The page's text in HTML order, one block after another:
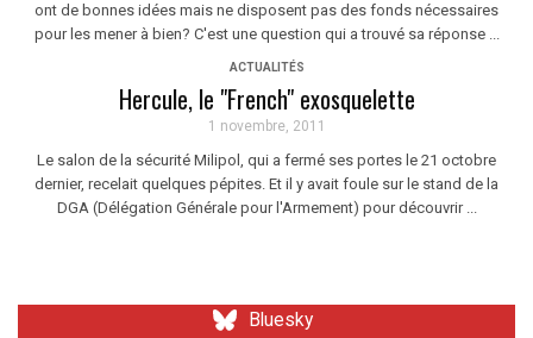
ont de bonnes idées mais ne disposent pas des fonds nécessaires
pour les mener à bien? C'est une question qui a trouvé sa réponse ...
ACTUALITÉS
Hercule, le "French" exosquelette
1 novembre, 2011
Le salon de la sécurité Milipol, qui a fermé ses portes le 21 octobre
dernier, recelait quelques pépites. Et il y avait foule sur le stand de la
DGA (Délégation Générale pour l'Armement) pour découvrir ...
Bluesky